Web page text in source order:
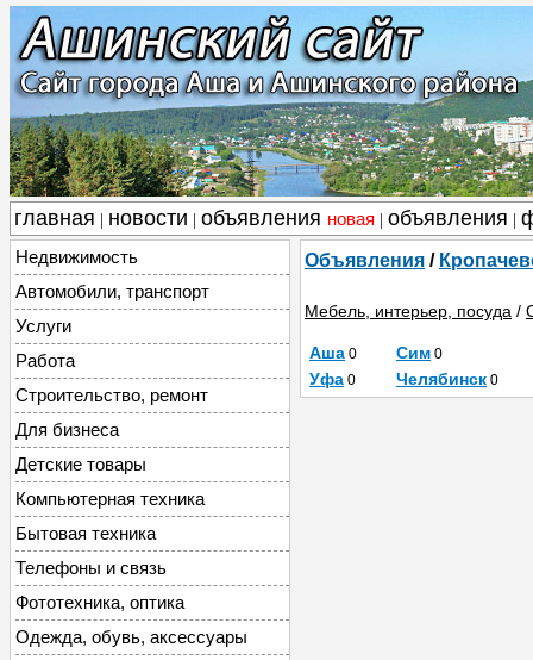
главная новости объявления новая объявления
Недвижимость
Автомобили, транспорт
Услуги
Работа
Строительство, ремонт
Для бизнеса
Детские товары
Компьютерная техника
Бытовая техника
Телефоны и связь
Фототехника, оптика
Одежда, обувь, аксессуары
Объявления /
Мебель, интерьер, посуда /
Аша 0 Сим 0
Уфа 0 Челябинск 0